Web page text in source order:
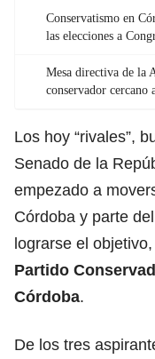
Conservatismo en
las elecciones a
Mesa directiva de la
conservador cercano
Los hoy “rivales”,
Senado de la
empezado a
Córdoba y parte
lograrse el objetivo,
Partido
Córdoba.
De los tres